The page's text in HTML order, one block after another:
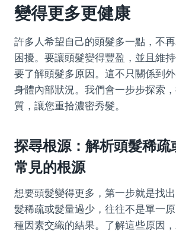
變得更多更健康
許多人希望自己的頭髮多一點，不
困擾。要讓頭髮變得豐盈，並且維
要了解頭髮多原因。這不只關係到
身體內部狀況。我們會一步步探索
質，讓您重拾濃密秀髮。
探尋根源：解析頭髮稀疏
常見的根源
想要頭髮變得更多，第一步就是找
髮稀疏或髮量過少，往往不是單一
種因素交織的結果。了解這些原因